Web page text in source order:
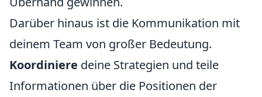
Darüber hinaus ist die Kommunikation mit
deinem Team von großer Bedeutung.
Koordiniere deine Strategien und teile
Informationen über die Positionen der